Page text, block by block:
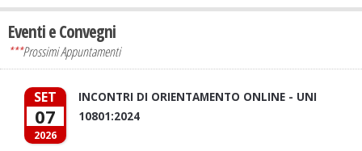
Eventi e Convegni
***Prossimi Appuntamenti
SET
07
2026
INCONTRI DI ORIENTAMENTO ONLINE - UNI
10801:2024